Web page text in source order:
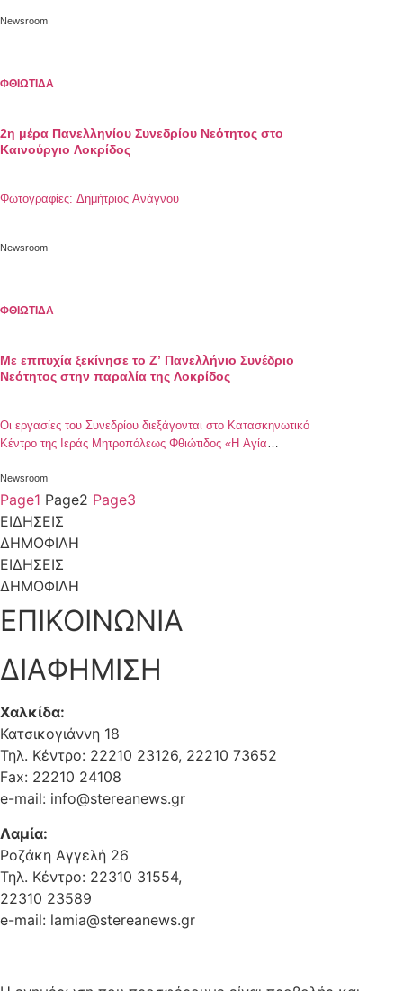
Newsroom
ΦΘΙΩΤΙΔΑ
2η μέρα Πανελληνίου Συνεδρίου Νεότητος στο
Καινούργιο Λοκρίδος
Φωτογραφίες: Δημήτριος Ανάγνου
Newsroom
ΦΘΙΩΤΙΔΑ
Με επιτυχία ξεκίνησε το Ζ’ Πανελλήνιο Συνέδριο
Νεότητος στην παραλία της Λοκρίδος
Οι εργασίες του Συνεδρίου διεξάγονται στο Κατασκηνωτικό
Κέντρο της Ιεράς Μητροπόλεως Φθιώτιδος «Η Αγία
Newsroom
Page1 Page2 Page3
ΕΙΔΗΣΕΙΣ
ΔΗΜΟΦΙΛΗ
ΕΙΔΗΣΕΙΣ
ΔΗΜΟΦΙΛΗ
ΕΠΙΚΟΙΝΩΝΙΑ
ΔΙΑΦΗΜΙΣΗ
Χαλκίδα:
Κατσικογιάννη 18
Τηλ. Κέντρο: 22210 23126, 22210 73652
Fax: 22210 24108
e-mail: info@stereanews.gr
Λαμία:
Ροζάκη Αγγελή 26
Τηλ. Κέντρο: 22310 31554,
22310 23589
e-mail: lamia@stereanews.gr